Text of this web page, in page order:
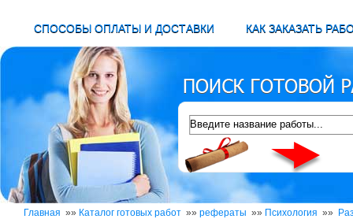
СПОСОБЫ ОПЛАТЫ И ДОСТАВКИ КАК ЗАКАЗАТЬ
Главная »» Каталог готовых работ »» рефераты »» Психология »»